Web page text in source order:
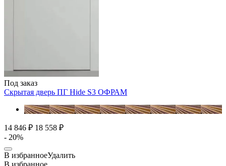
Под заказ
Скрытая дверь ПГ Hide S3 ОФРАМ
14 846 ₽ 18 558 ₽
- 20%
В избранноеУдалить
В избранное